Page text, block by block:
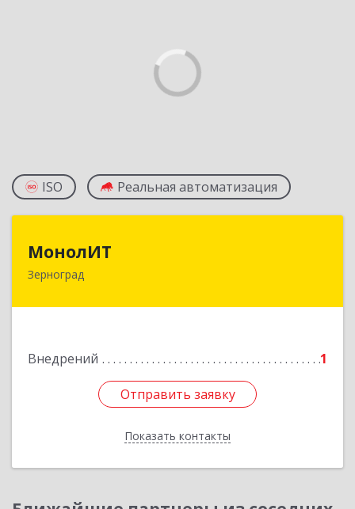
ISO Реальная автоматизация
МонолИТ
Зерноград
Внедрений 1
Отправить заявку
Показать контакты
347740, Ростовская обл, Зерноградский р-н,
Отправить заявку
Назад